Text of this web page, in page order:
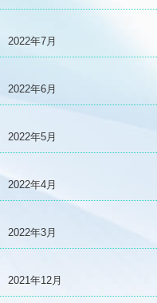
2022年7月
2022年6月
2022年5月
2022年4月
2022年3月
2021年12月